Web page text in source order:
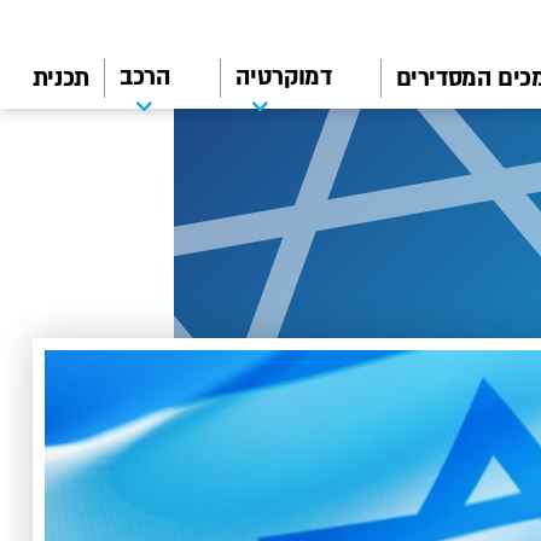
המסדירים דמוקרטיה הרכב תכנית